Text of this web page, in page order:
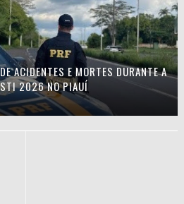
ACIDENTES E MORTES DURANTE A
2026 NO PIAUÍ